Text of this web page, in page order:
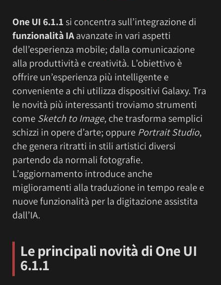
One UI 6.1.1si concentra sull’integrazione di
funzionalità IAavanzate in vari aspetti
dell’esperienza mobile; dalla comunicazione
alla produttività e creatività. L’obiettivo è
offrire un’esperienza più intelligente e
conveniente a chi utilizza dispositivi Galaxy. Tra
le novità più interessanti troviamo strumenti
come Sketch to Image, che trasforma semplici
schizzi in opere d’arte; oppure Portrait Studio,
che genera ritratti in stili artistici diversi
partendo da normali fotografie.
L’aggiornamento introduce anche
miglioramenti alla traduzione in tempo reale e
nuove funzionalità per la digitazione assistita
dall’IA.
Le principali novità di One UI
6.1.1